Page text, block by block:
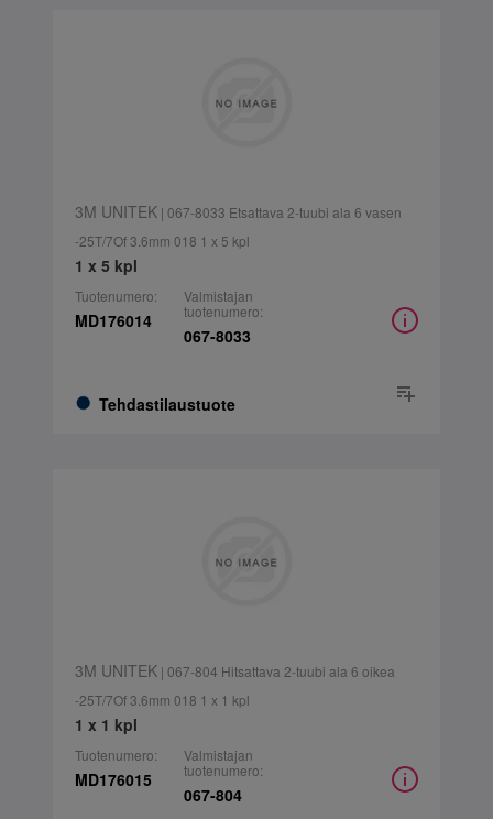
3M UNITEK| 067-8033 Etsattava 2-tuubi ala 6 vasen
-25T/7Of 3.6mm 018 1 x 5 kpl
1 x 5 kpl
Tuotenumero:
MD176014
Tehdastilaustuote
Valmistajan
tuotenumero:
067-8033
3M UNITEK| 067-804 Hitsattava 2-tuubi ala 6 oikea
-25T/7Of 3.6mm 018 1 x 1 kpl
1 x 1 kpl
Tuotenumero:
MD176015
Valmistajan
tuotenumero:
067-804